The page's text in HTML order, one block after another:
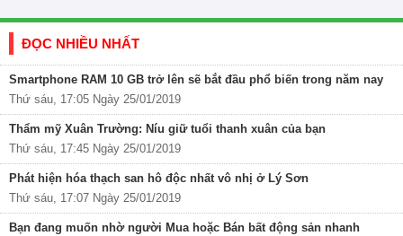
ĐỌC NHIỀU NHẤT
Smartphone RAM 10 GB trở lên sẽ bắt đầu phổ biến trong năm nay
Thứ sáu, 17:05 Ngày 25/01/2019
Thẩm mỹ Xuân Trường: Níu giữ tuổi thanh xuân của bạn
Thứ sáu, 17:45 Ngày 25/01/2019
Phát hiện hóa thạch san hô độc nhất vô nhị ở Lý Sơn
Thứ sáu, 17:07 Ngày 25/01/2019
Bạn đang muốn nhờ người Mua hoặc Bán bất động sản nhanh